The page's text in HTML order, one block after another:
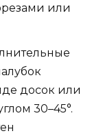
или
досок или
30–45°.